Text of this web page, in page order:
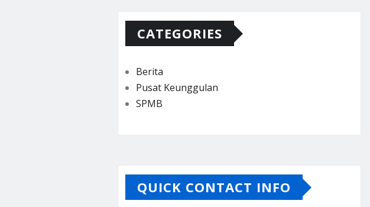
CATEGORIES
Berita
Pusat Keunggulan
SPMB
QUICK CONTACT INFO